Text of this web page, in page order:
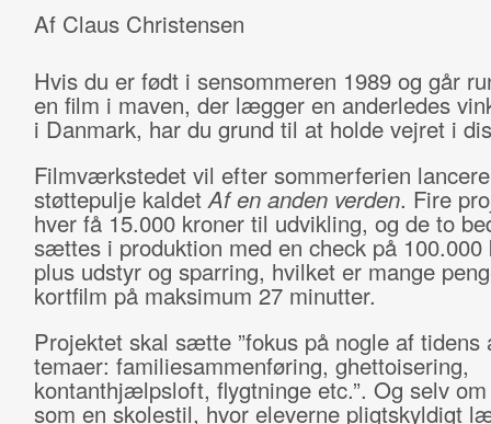
Af Claus Christensen
Hvis du er født i sensommeren 1989 og går
en film i maven, der lægger en anderledes
i Danmark, har du grund til at holde vejret i
Filmværkstedet vil efter sommerferien
støttepulje kaldetAf en anden verden. Fire
hver få 15.000 kroner til udvikling, og de to
sættes i produktion med en check på 100.000
plus udstyr og sparring, hvilket er mange
kortfilm på maksimum 27 minutter.
Projektet skal sætte ”fokus på nogle af tidens
temaer: familiesammenføring, ghettoisering,
kontanthjælpsloft, flygtninge etc.”. Og selv
som en skolestil, hvor eleverne pligtskyldigt